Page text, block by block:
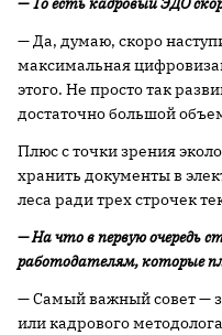
— Да, думаю, скоро
максимальная
этого. Не просто так
достаточно большой
Плюс с точки зрения
хранить документы в
леса ради трех строчек
— На что в первую очередь
работодателям, которые
— Самый важный совет —
или кадрового